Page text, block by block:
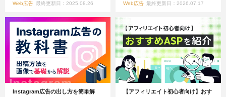
Web広告 最終更新日：2025.08.26 Web広告 最終更新日：2026.07.17
Instagram広告の出し方を簡単解
【アフィリエイト初心者向け】おす